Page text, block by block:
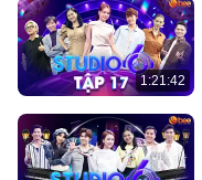
1:21:42